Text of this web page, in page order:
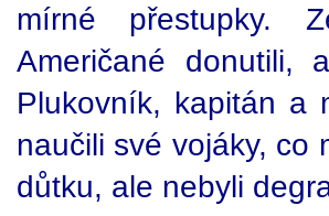
mírné přestupky.
Američané donutili,
Plukovník, kapitán a
naučili své vojáky, co
důtku, ale nebyli